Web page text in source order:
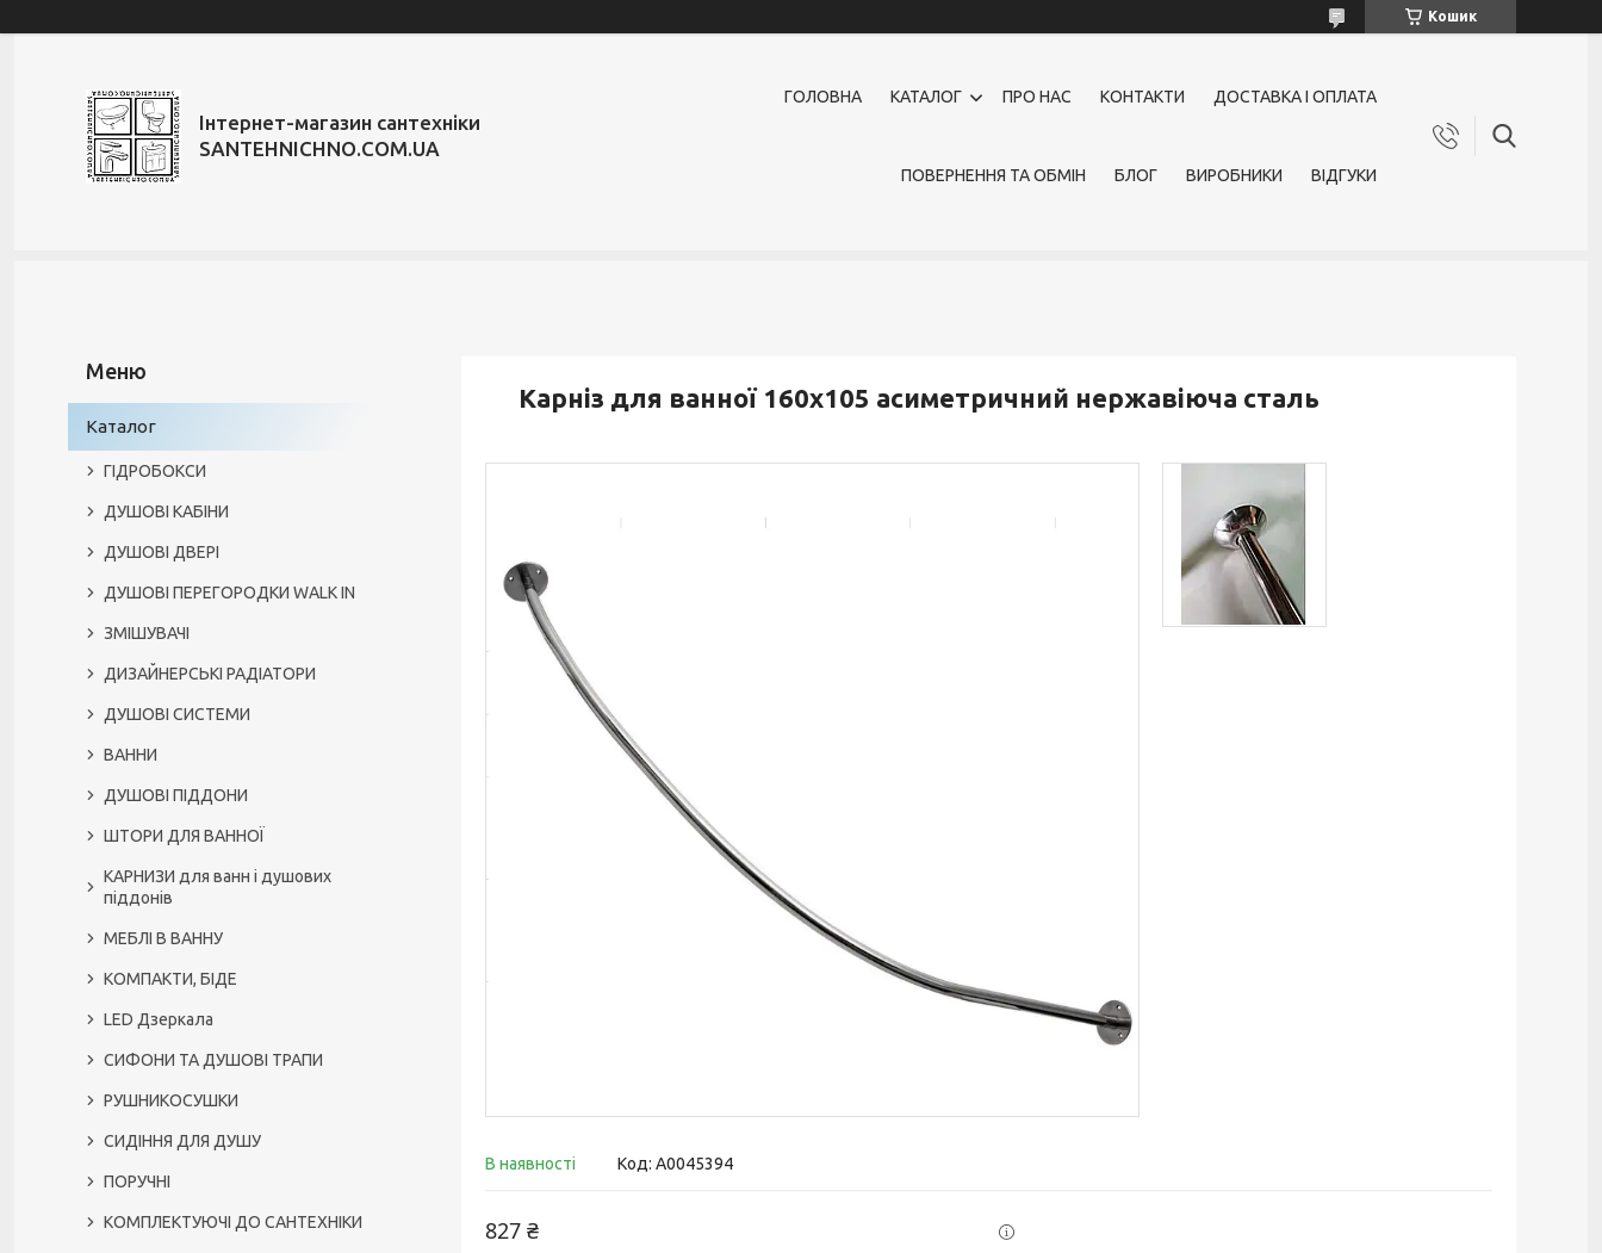
Кошик
Інтернет-магазин сантехніки
SANTEHNICHNO.COM.UA
ГОЛОВНА КАТАЛОГ ПРО НАС КОНТАКТИ ДОСТАВКА І ОПЛАТА
ПОВЕРНЕННЯ ТА ОБМІН БЛОГ ВИРОБНИКИ ВІДГУКИ
Карніз для ванної 160х105 асиметричний нержавіюча сталь
В наявності Код: А0045394
827 ₴
Каталог
ГІДРОБОКСИ
ДУШОВІ КАБІНИ
ДУШОВІ ДВЕРІ
ДУШОВІ ПЕРЕГОРОДКИ WALK IN
ЗМІШУВАЧІ
ДИЗАЙНЕРСЬКІ РАДІАТОРИ
ДУШОВІ СИСТЕМИ
ВАННИ
ДУШОВІ ПІДДОНИ
ШТОРИ ДЛЯ ВАННОЇ
КАРНИЗИ для ванн і душових
піддонів
МЕБЛІ В ВАННУ
КОМПАКТИ, БІДЕ
LED Дзеркала
СИФОНИ ТА ДУШОВІ ТРАПИ
РУШНИКОСУШКИ
СИДІННЯ ДЛЯ ДУШУ
ПОРУЧНІ
КОМПЛЕКТУЮЧІ ДО САНТЕХНІКИ